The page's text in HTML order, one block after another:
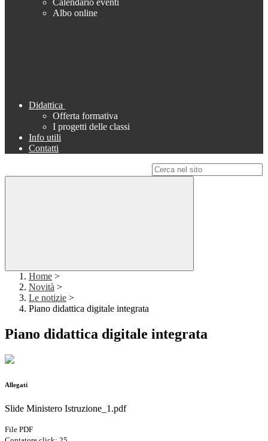
Calendario eventi
Albo online
Didattica
Offerta formativa
I progetti delle classi
Info utili
Contatti
Home >
Novità >
Le notizie >
Piano didattica digitale integrata
Piano didattica digitale integrata
Allegati
Slide Ministero Istruzione_1.pdf
File PDF